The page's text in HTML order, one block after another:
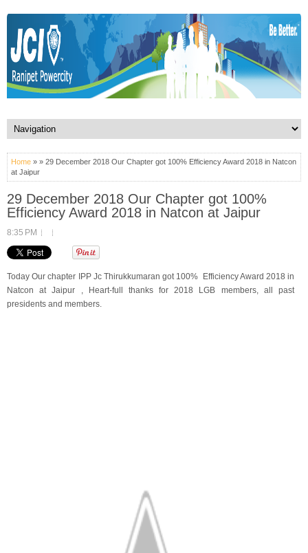
Home » » 29 December 2018 Our Chapter got 100% Efficiency Award 2018 in Natcon
at Jaipur
29 December 2018 Our Chapter got 100%
Efficiency Award 2018 in Natcon at Jaipur
8:35 PM
Today Our chapter IPP Jc Thirukkumaran got 100% Efficiency Award 2018 in
Natcon at Jaipur , Heart-full thanks for 2018 LGB members, all past
presidents and members.